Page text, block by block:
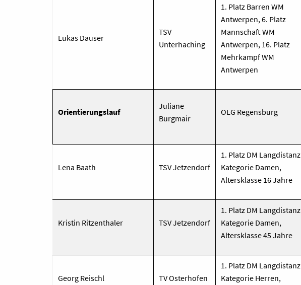
Lukas Dauser
TSV
Unterhaching
1. Platz Barren WM
Antwerpen, 6. Platz
Mannschaft WM
Antwerpen, 16. Platz
Mehrkampf WM
Antwerpen
Orientierungslauf
Juliane
Burgmair
OLG Regensburg
Lena Baath TSV Jetzendorf
1. Platz DM Langdistanz
Kategorie Damen,
Altersklasse 16 Jahre
Kristin Ritzenthaler TSV Jetzendorf
1. Platz DM Langdistanz
Kategorie Damen,
Altersklasse 45 Jahre
Georg Reischl TV Osterhofen
1. Platz DM Langdistanz
Kategorie Herren,